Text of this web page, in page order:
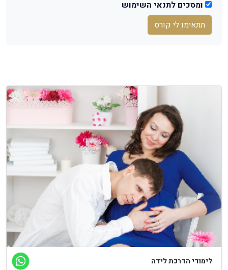
ומסכים לתנאי השימוש
תתאימו לי קורס
לימודי הדרכת לידה